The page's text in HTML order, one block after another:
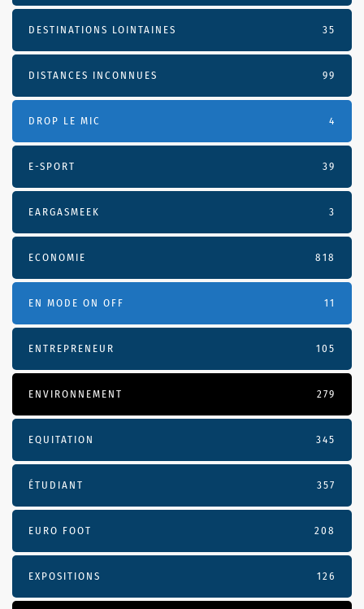
DESTINATIONS LOINTAINES 35
DISTANCES INCONNUES 99
DROP LE MIC 4
E-SPORT 39
EARGASMEEK 3
ECONOMIE 818
EN MODE ON OFF 11
ENTREPRENEUR 105
ENVIRONNEMENT 279
EQUITATION 345
ÉTUDIANT 357
EURO FOOT 208
EXPOSITIONS 126